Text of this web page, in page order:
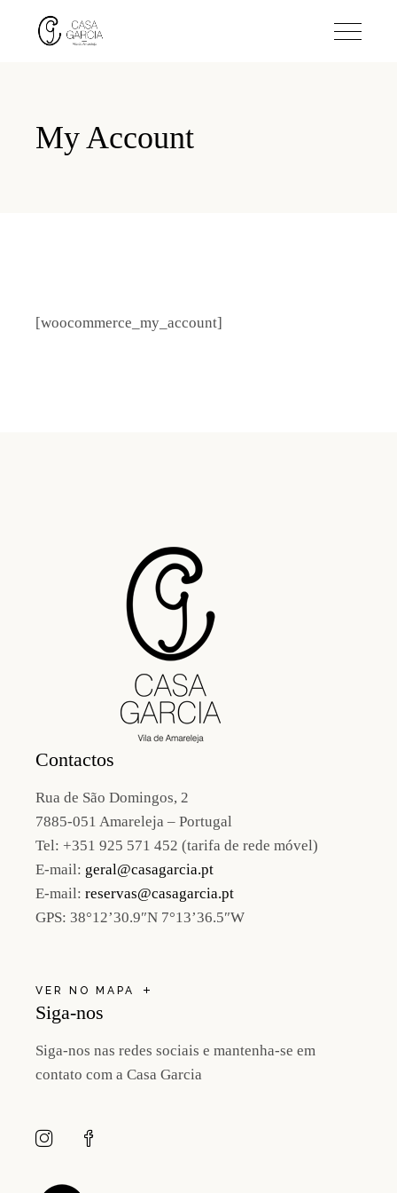
My Account
[woocommerce_my_account]
Contactos
Rua de São Domingos, 2
7885-051 Amareleja – Portugal
Tel: +351 925 571 452 (tarifa de rede móvel)
E-mail: geral@casagarcia.pt
E-mail: reservas@casagarcia.pt
GPS: 38°12’30.9″N 7°13’36.5″W
VER NO MAPA
Siga-nos
Siga-nos nas redes sociais e mantenha-se em
contato com a Casa Garcia